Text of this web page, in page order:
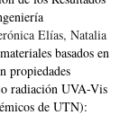
Elías, Natalia
basados en
propiedades
radiación UVA-Vis
de UTN):